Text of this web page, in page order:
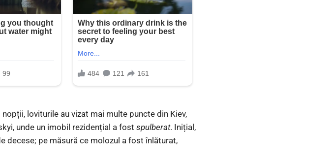
loviturile au vizat mai multe puncte din Kiev,
unde un imobil rezidențial a fost spulberat. Inițial,
decese; pe măsură ce molozul a fost înlăturat,